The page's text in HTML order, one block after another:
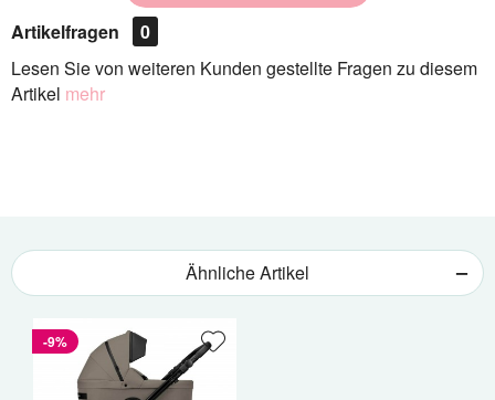
Artikelfragen
0
Lesen Sie von weiteren Kunden gestellte Fragen zu diesem
Artikel mehr
Ähnliche Artikel
-9%